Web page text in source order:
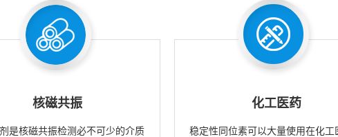
核磁共振
是核磁共振检测必不可少的介质
化工医药
稳定性同位素可以大量使用在化工